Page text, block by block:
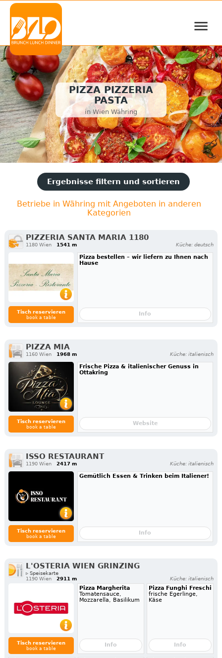
≡
PIZZA PIZZERIA
PASTA
in Wien Währing
Ergebnisse filtern und sortieren
Betriebe in Währing mit Angeboten in anderen
Kategorien
PIZZERIA SANTA MARIA 1180
1180 Wien 1541 m Küche: deutsch
Tisch reservieren
book a table
Pizza bestellen – wir liefern zu Ihnen nach
Hause
Info
PIZZA MIA
1160 Wien 1968 m Küche: italienisch
Tisch reservieren
book a table
Frische Pizza & italienischer Genuss in
Ottakring
Website
ISSO RESTAURANT
1190 Wien 2417 m Küche: italienisch
Tisch reservieren
book a table
Gemütlich Essen & Trinken beim Italiener!
Info
L'OSTERIA WIEN GRINZING
▹ Speisekarte
1190 Wien
2911 m Küche: italienisch
Tisch reservieren
book a table
Pizza Margherita
Tomatensauce,
Mozzarella, Basilikum
Info
Pizza Funghi Freschi
frische Egerlinge,
Käse
Info